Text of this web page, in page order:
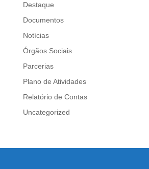
Destaque
Documentos
Notícias
Órgãos Sociais
Parcerias
Plano de Atividades
Relatório de Contas
Uncategorized